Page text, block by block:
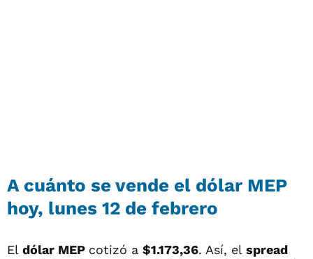
A cuánto se vende el dólar MEP
hoy, lunes 12 de febrero
El dólar MEP cotizó a $1.173,36. Así, el spread